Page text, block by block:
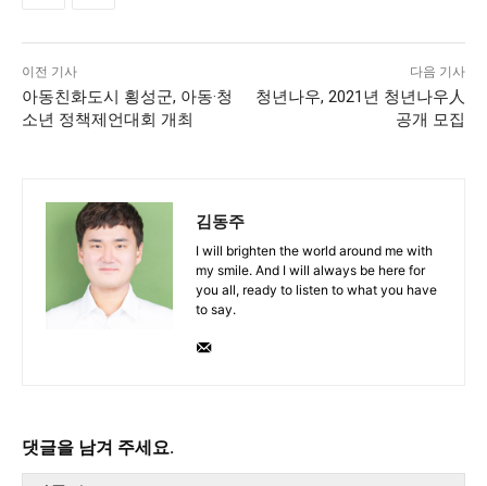
이전 기사
아동친화도시 횡성군, 아동·청
소년 정책제언대회 개최
다음 기사
청년나우, 2021년 청년나우人
공개 모집
김동주
I will brighten the world around me with
my smile. And I will always be here for
you all, ready to listen to what you have
to say.
댓글을 남겨 주세요.